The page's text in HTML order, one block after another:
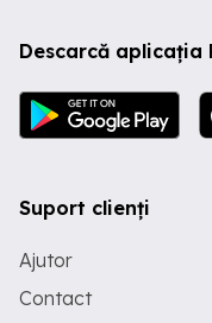
Descarcă aplicația
Suport clienți
Ajutor
Contact